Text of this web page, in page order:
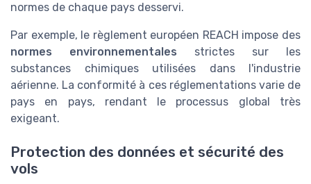
normes de chaque pays desservi.
Par exemple, le règlement européen REACH impose des
normes environnementales strictes sur les
substances chimiques utilisées dans l'industrie
aérienne. La conformité à ces réglementations varie de
pays en pays, rendant le processus global très
exigeant.
Protection des données et sécurité des
vols